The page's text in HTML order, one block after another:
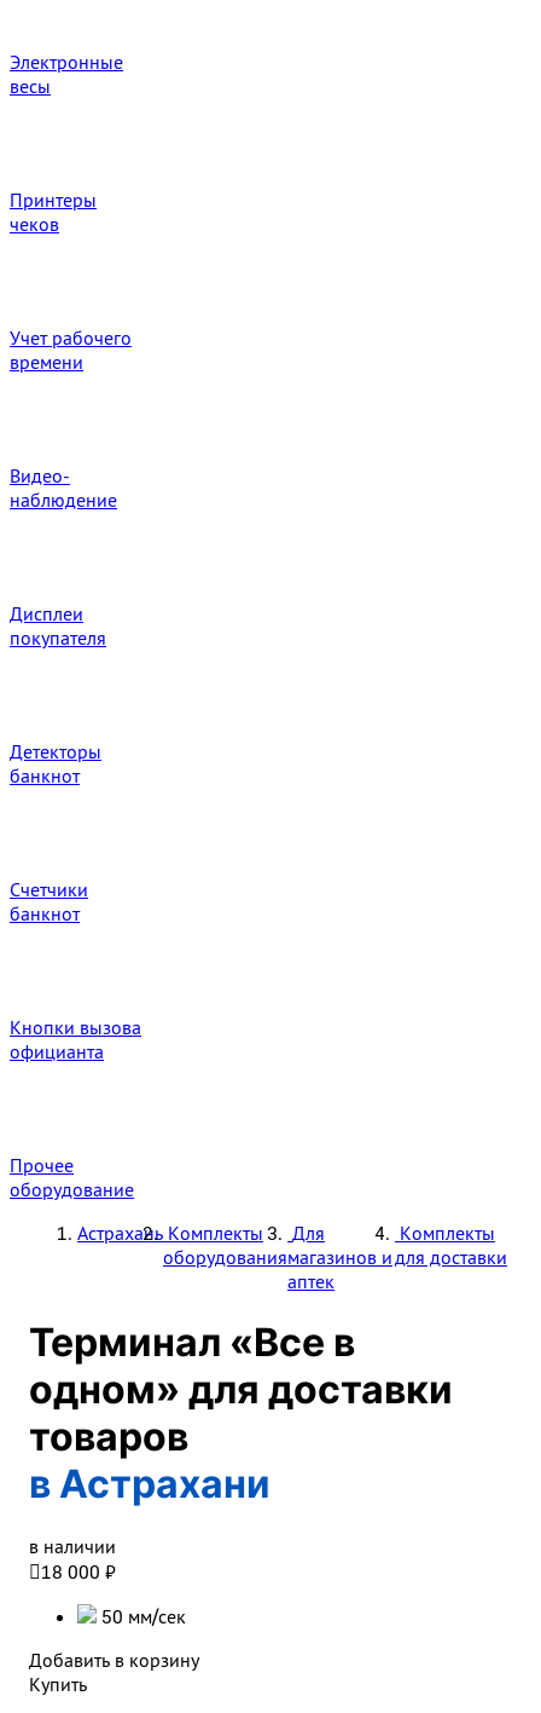
Электронные
весы
Принтеры
чеков
Учет рабочего
времени
Видео‑
наблюдение
Дисплеи
покупателя
Детекторы
банкнот
Счетчики
банкнот
Кнопки вызова
официанта
Прочее
оборудование
Астрахань Комплекты
оборудования
Для
магазинов и
аптек
Комплекты
для доставки
Терминал «Все в
одном» для доставки
товаров
в Астрахани
в наличии
18 000 ₽
50 мм/сек
Добавить в корзину
Купить